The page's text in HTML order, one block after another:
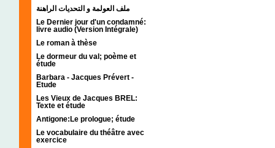
ملف العولمة و التحديات الراهنة
Le Dernier jour d'un condamné:
livre audio (Version Intégrale)
Le roman à thèse
Le dormeur du val; poème et
étude
Barbara - Jacques Prévert -
Etude
Les Vieux de Jacques BREL:
Texte et étude
Antigone:Le prologue; étude
Le vocabulaire du théâtre avec
exercice